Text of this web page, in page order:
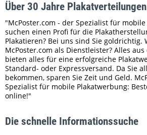
Über 30 Jahre Plakatverteilungen
"McPoster.com - der Spezialist für
suchen einen Profi für die
Plakatieren? Bei uns sind Sie goldrichtig.
McPoster.com als Dienstleister? Alles
bieten alles für eine erfolgreiche
Standard- oder Expressversand. Da Sie
bekommen, sparen Sie Zeit und Geld.
Spezialist für mobile Plakatwerbung:
online!"
Die schnelle Informationssuche